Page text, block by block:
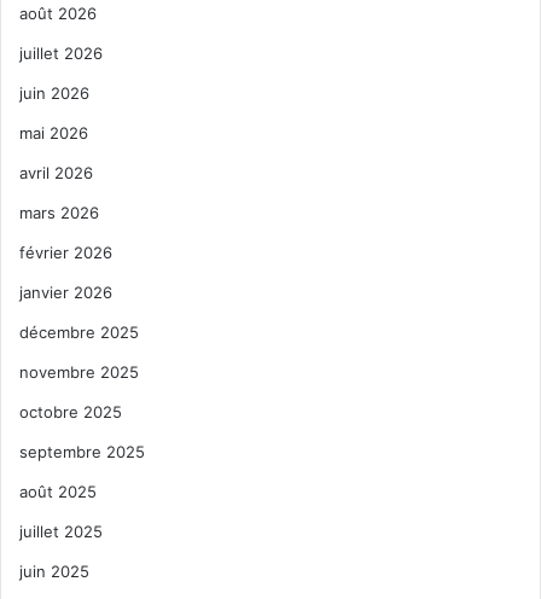
août 2026
juillet 2026
juin 2026
mai 2026
avril 2026
mars 2026
février 2026
janvier 2026
décembre 2025
novembre 2025
octobre 2025
septembre 2025
août 2025
juillet 2025
juin 2025